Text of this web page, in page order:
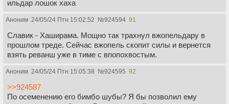
ильдар лошок хаха
Аноним 24/05/24 Птн 15:02:52 №924594 91
Славик - Хаширама. Мощно так трахнул вжопельдару в
прошлом треде. Сейчас вжопель скопит силы и вернется
взять реванш уже в тиме с впопохвостым.
Аноним 24/05/24 Птн 15:05:38 №924595 92
>>924587
По осеменению его бимбо шубы? Я бы позволил ему